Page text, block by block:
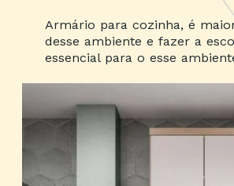
Armário para cozinha, é
desse ambiente e fazer a
essencial para o esse